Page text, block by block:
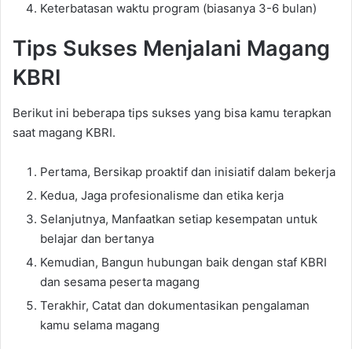
Keterbatasan waktu program (biasanya 3-6 bulan)
Tips Sukses Menjalani Magang
KBRI
Berikut ini beberapa tips sukses yang bisa kamu terapkan
saat magang KBRI.
Pertama, Bersikap proaktif dan inisiatif dalam bekerja
Kedua, Jaga profesionalisme dan etika kerja
Selanjutnya, Manfaatkan setiap kesempatan untuk
belajar dan bertanya
Kemudian, Bangun hubungan baik dengan staf KBRI
dan sesama peserta magang
Terakhir, Catat dan dokumentasikan pengalaman
kamu selama magang